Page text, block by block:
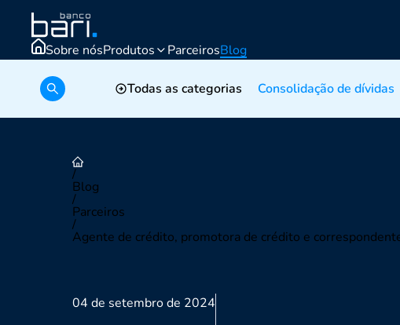
Sobre nósProdutos ParceirosBlog
Todas as categorias Consolidação de dívidas
/
Blog
/
Parceiros
/
Agente de crédito, promotora de crédito e
04 de setembro de 2024